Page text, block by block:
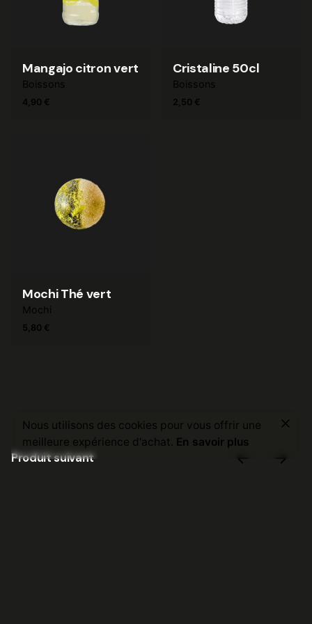
Boissons
5,50€
Ajouter au panier
Mangajo citron vert
Boissons
4,90 €
Cristaline 50cl
Boissons
2,50 €
Mochi Thé vert
Mochi
5,80 €
Produit suivant
Nous utilisons des cookies pour vous offrir une
meilleure expérience d'achat. En savoir plus